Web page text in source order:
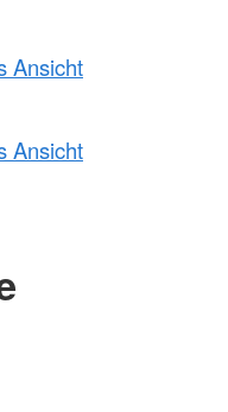
Ansicht
Ansicht